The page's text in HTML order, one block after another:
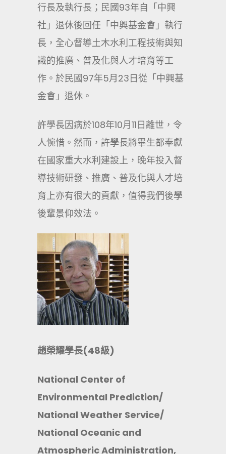
行長及執行長；民國93年自「中興
社」退休後回任「中興基金會」執行
長，全心督導土木水利工程技術與知
識的推廣、普及化與人才培育等工
作。於民國97年5月23日從「中興基
金會」退休。
許學長因病於108年10月11日離世，令
人惋惜。然而，許學長將畢生都奉獻
在國家重大水利建設上，晚年投入督
導技術研發、推廣、普及化與人才培
育上亦有很大的貢獻，值得我們後學
後輩景仰效法。
趙榮耀學長(48級)
National Center of
Environmental Prediction/
National Weather Service/
National Oceanic and
Atmospheric Administration,